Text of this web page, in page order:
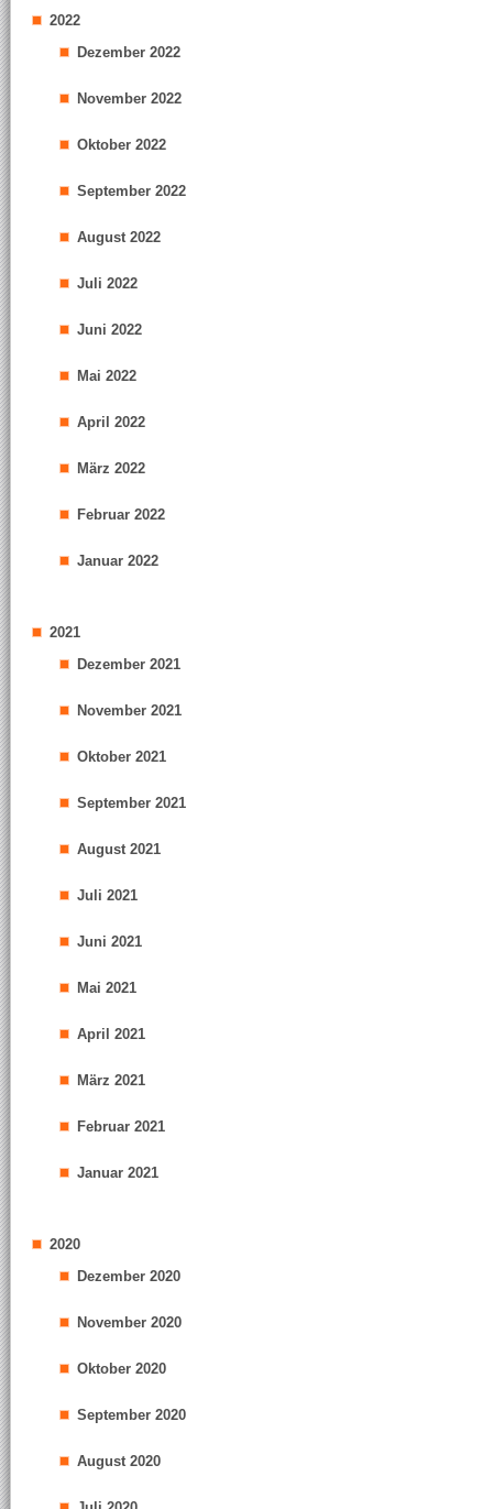
2022
Dezember 2022
November 2022
Oktober 2022
September 2022
August 2022
Juli 2022
Juni 2022
Mai 2022
April 2022
März 2022
Februar 2022
Januar 2022
2021
Dezember 2021
November 2021
Oktober 2021
September 2021
August 2021
Juli 2021
Juni 2021
Mai 2021
April 2021
März 2021
Februar 2021
Januar 2021
2020
Dezember 2020
November 2020
Oktober 2020
September 2020
August 2020